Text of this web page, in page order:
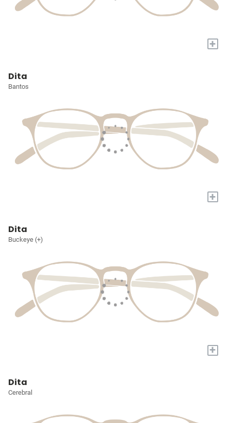
+
Dita
Bantos
+
Dita
Buckeye (+)
+
Dita
Cerebral